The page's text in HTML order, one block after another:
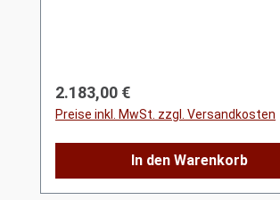
Regulärer Preis:
2.183,00 €
Preise inkl. MwSt. zzgl. Versandkosten
In den Warenkorb